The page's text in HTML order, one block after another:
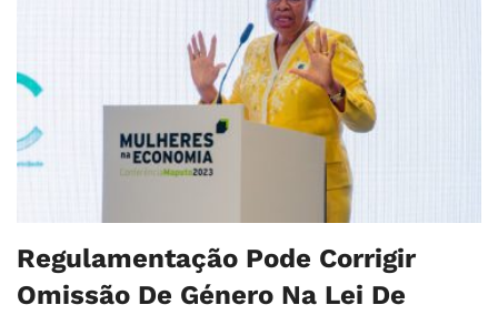
Regulamentação Pode Corrigir
Omissão De Género Na Lei De